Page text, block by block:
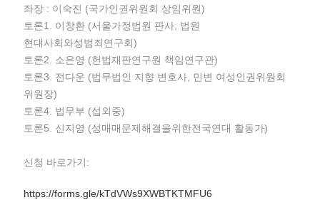
좌장 : 이숙진 (국가인권위원회 상임위원)
토론1. 이창환 (서울가정법원 판사, 법원
현대사회와성범죄연구회)
토론2. 소은영 (헌법재판연구원 책임연구관)
토론3. 전다운 (법무법인 지향 변호사, 민변 여성인권위원회
위원장)
토론4. 법무부 (섭외중)
토론5. 신지영 (성매매문제해결을위한전국연대 활동가)
신청 바로가기:
https://forms.gle/kTdVWs9XWBTKTMFU6